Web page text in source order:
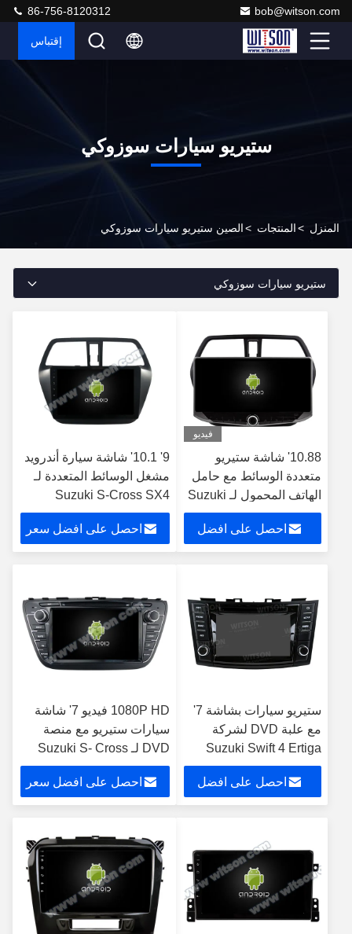
bob@witson.com
86-756-8120312
إقتباس
ستيريو سيارات سوزوكي
المنزل >المنتجات >الصين ستيريو سيارات سوزوكي
ستيريو سيارات سوزوكي
فيديو
10.88' شاشة ستيريو
متعددة الوسائط مع حامل
الهاتف المحمول لـ Suzuki
SX4 2006-2013 GPS
CarPlay Player
Multimed
احصل على افضل
9' 10.1' شاشة سيارة أندرويد
مشغل الوسائط المتعددة لـ
Suzuki S-Cross SX4
2014-2017 2014 S Cross
احصل على افضل سعر
ستيريو سيارات بشاشة 7'
مع علبة DVD لشركة
Suzuki Swift 4 Ertiga
2011-2017
احصل على افضل
1080P HD فيديو 7' شاشة
سيارات ستيريو مع منصة
DVD لـ Suzuki S- Cross
SX4 2014-2017
احصل على افضل سعر